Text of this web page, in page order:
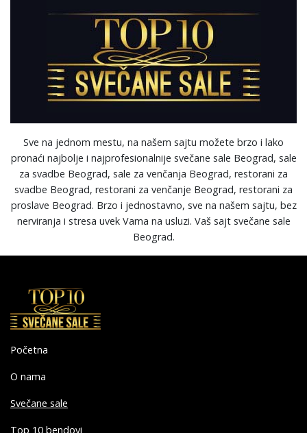
Sve na jednom mestu, na našem sajtu možete brzo i lako
pronaći najbolje i najprofesionalnije svečane sale Beograd, sale
za svadbe Beograd, sale za venčanja Beograd, restorani za
svadbe Beograd, restorani za venčanje Beograd, restorani za
proslave Beograd. Brzo i jednostavno, sve na našem sajtu, bez
nerviranja i stresa uvek Vama na usluzi. Vaš sajt svečane sale
Beograd.
Početna
O nama
Svečane sale
Top 10 bendovi